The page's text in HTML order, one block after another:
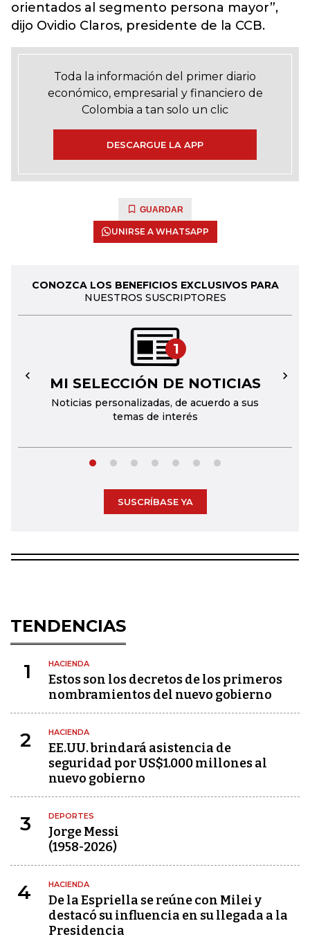
orientados al segmento persona mayor”,
dijo Ovidio Claros, presidente de la CCB.
Toda la información del primer diario
económico, empresarial y financiero de
Colombia a tan solo un clic
DESCARGUE LA APP
GUARDAR
UNIRSE A WHATSAPP
CONOZCA LOS BENEFICIOS EXCLUSIVOS PARA
NUESTROS SUSCRIPTORES
1
MI SELECCIÓN DE NOTICIAS
Noticias personalizadas, de acuerdo a sus
temas de interés
← →
SUSCRÍBASE YA
TENDENCIAS
1 HACIENDA
Estos son los decretos de los primeros
nombramientos del nuevo gobierno
2 HACIENDA
EE.UU. brindará asistencia de
seguridad por US$1.000 millones al
nuevo gobierno
3 DEPORTES
Jorge Messi
(1958-2026)
4 HACIENDA
De la Espriella se reúne con Milei y
destacó su influencia en su llegada a la
Presidencia